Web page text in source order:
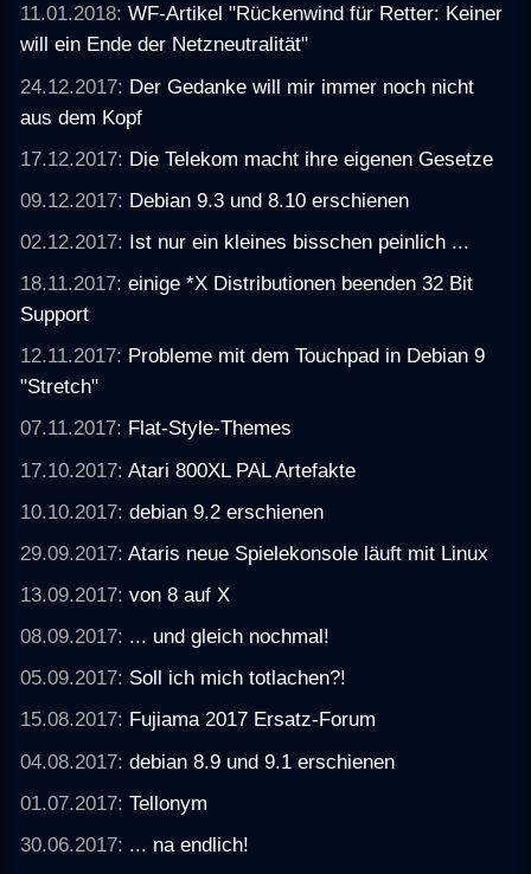
11.01.2018:WF-Artikel "Rückenwind für Retter: Keiner
will ein Ende der Netzneutralität"
24.12.2017: Der Gedanke will mir immer noch nicht
aus dem Kopf
17.12.2017: Die Telekom macht ihre eigenen Gesetze
09.12.2017: Debian 9.3 und 8.10 erschienen
02.12.2017: Ist nur ein kleines bisschen peinlich ...
18.11.2017:einige *X Distributionen beenden 32 Bit
Support
12.11.2017: Probleme mit dem Touchpad in Debian 9
"Stretch"
07.11.2017: Flat-Style-Themes
17.10.2017:Atari 800XL PAL Artefakte
10.10.2017:debian 9.2 erschienen
29.09.2017:Ataris neue Spielekonsole läuft mit Linux
13.09.2017:von 8 auf X
08.09.2017: ... und gleich nochmal!
05.09.2017: Soll ich mich totlachen?!
15.08.2017: Fujiama 2017 Ersatz-Forum
04.08.2017:debian 8.9 und 9.1 erschienen
01.07.2017:Tellonym
30.06.2017: ... na endlich!